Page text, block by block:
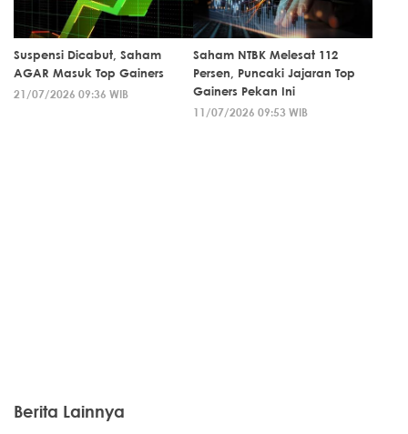
Suspensi Dicabut, Saham
AGAR Masuk Top Gainers
21/07/2026 09:36 WIB
Saham NTBK Melesat 112
Persen, Puncaki Jajaran Top
Gainers Pekan Ini
11/07/2026 09:53 WIB
Berita Lainnya